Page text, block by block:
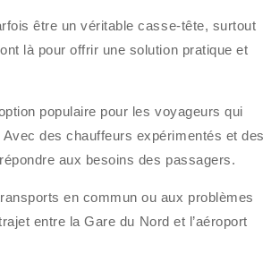
être un véritable casse-tête, surtout
là pour offrir une solution pratique et
populaire pour les voyageurs qui
des chauffeurs expérimentés et des
aux besoins des passagers.
en commun ou aux problèmes
entre la Gare du Nord et l’aéroport